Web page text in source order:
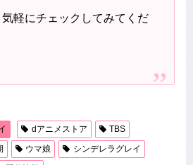
軽にチェックしてみてくだ
dアニメストア
TBS
ウマ娘
シンデレラグレイ